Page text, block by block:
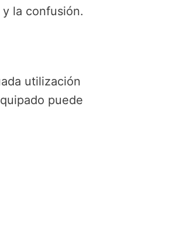
la confusión.
utilización
puede